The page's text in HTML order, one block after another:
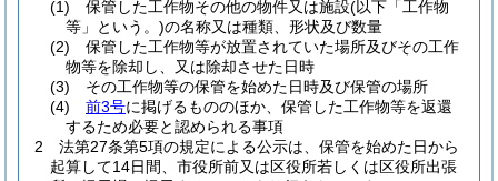
(1)
保管した工作物その他の物件又は施設(以下「工作物
等」という。)の名称又は種類、形状及び数量
(2)
保管した工作物等が放置されていた場所及びその工作
物等を除却し、又は除却させた日時
(3)
その工作物等の保管を始めた日時及び保管の場所
(4)
前3号に掲げるもののほか、保管した工作物等を返還
するため必要と認められる事項
2
法第27条第5項の規定による公示は、保管を始めた日から
起算して14日間、市役所前又は区役所若しくは区役所出張